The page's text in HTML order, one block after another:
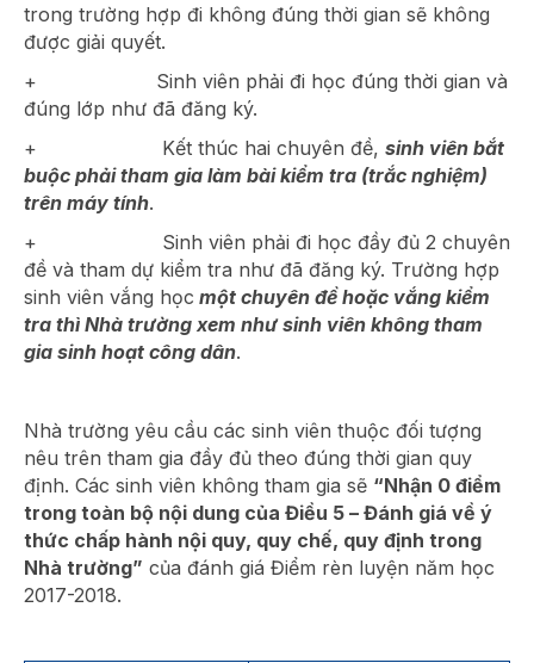
trong trường hợp đi không đúng thời gian sẽ không
được giải quyết.
+ Sinh viên phải đi học đúng thời gian và
đúng lớp như đã đăng ký.
+ Kết thúc hai chuyên đề, sinh viên bắt
buộc phải tham gia làm bài kiểm tra (trắc nghiệm)
trên máy tính.
+ Sinh viên phải đi học đầy đủ 2 chuyên
đề và tham dự kiểm tra như đã đăng ký. Trường hợp
sinh viên vắng học một chuyên đề hoặc vắng kiểm
tra thì Nhà trường xem như sinh viên không tham
gia sinh hoạt công dân.
Nhà trường yêu cầu các sinh viên thuộc đối tượng
nêu trên tham gia đầy đủ theo đúng thời gian quy
định. Các sinh viên không tham gia sẽ “Nhận 0 điểm
trong toàn bộ nội dung của Điều 5 – Đánh giá về ý
thức chấp hành nội quy, quy chế, quy định trong
Nhà trường” của đánh giá Điểm rèn luyện năm học
2017-2018.